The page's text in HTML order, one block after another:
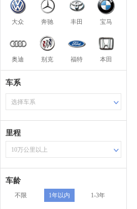
大众 奔驰 丰田 宝马
奥迪 别克 福特 本田
车系
选择车系
里程
10万公里以上
车龄
不限 1年以内 1-3年